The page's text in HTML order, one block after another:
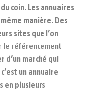
coin. Les annuaires
manière. Des
sites que l’on
le référencement
d’un marché qui
un annuaire
en plusieurs